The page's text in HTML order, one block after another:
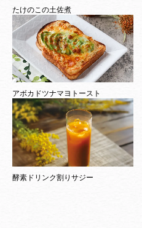
たけのこの土佐煮
アボカドツナマヨトースト
酵素ドリンク割りサジー